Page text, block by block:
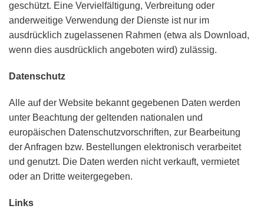
geschützt. Eine Vervielfältigung, Verbreitung oder
anderweitige Verwendung der Dienste ist nur im
ausdrücklich zugelassenen Rahmen (etwa als Download,
wenn dies ausdrücklich angeboten wird) zulässig.
Datenschutz
Alle auf der Website bekannt gegebenen Daten werden
unter Beachtung der geltenden nationalen und
europäischen Datenschutzvorschriften, zur Bearbeitung
der Anfragen bzw. Bestellungen elektronisch verarbeitet
und genutzt. Die Daten werden nicht verkauft, vermietet
oder an Dritte weitergegeben.
Links